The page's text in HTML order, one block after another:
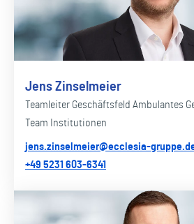
Jens Zinselmeier
Teamleiter Geschäftsfeld Ambulantes
Team Institutionen
jens.zinselmeier@ecclesia-
+49 5231 603-6341